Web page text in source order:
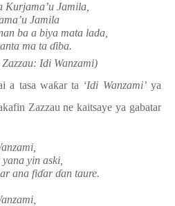
Kurjama’u Jamila,
Jamila
ba a biya mata lada,
ma ta ɗiba.
Idi Wanzami)
a tasa waƙar ta ‘Idi Wanzami’ya
Zazzau ne kaitsaye ya gabatar
yin aski,
ana fiɗarɗan taure.